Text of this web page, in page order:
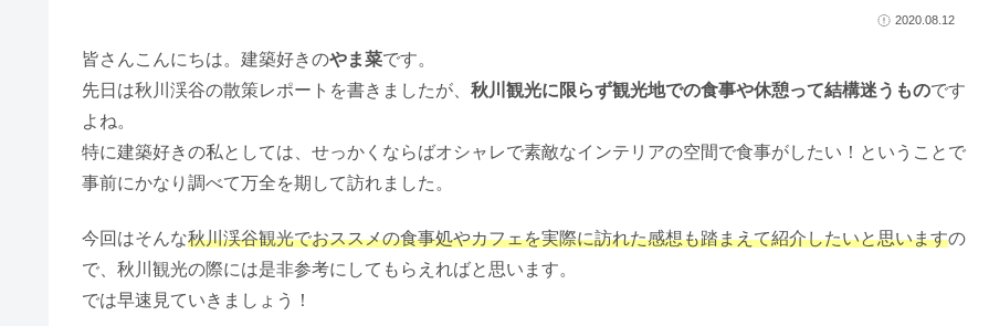
2020.08.12
皆さんこんにちは。建築好きのやま菜です。
先日は秋川渓谷の散策レポートを書きましたが、 秋川観光に限らず観光地での食事や休憩って結構迷うものです
よね。
特に建築好きの私としては、せっかくならばオシャレで素敵なインテリアの空間で食事がしたい！ということで
事前にかなり調べて万全を期して訪れました。
今回はそんな秋川渓谷観光でおススメの食事処やカフェを実際に訪れた感想も踏まえて紹介したいと思いますの
で、秋川観光の際には是非参考にしてもらえればと思います。
では早速見ていきましょう！